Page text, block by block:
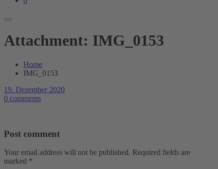
Attachment: IMG_0153
Home
IMG_0153
19. Dezember 2020
0 comments
Post comment
Your email address will not be published. Required fields are
marked *